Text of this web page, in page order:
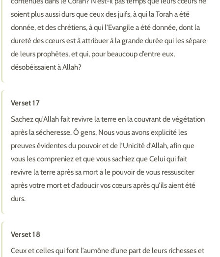
soient plus aussi durs que ceux des juifs, à qui la Torah a été
donnée, et des chrétiens, à qui l’Evangile a été donnée, dont la
dureté des cœurs est à attribuer à la grande durée qui les sépare
de leurs prophètes, et qui, pour beaucoup d’entre eux,
désobéissaient à Allah?
Verset 17
Sachez qu’Allah fait revivre la terre en la couvrant de végétation
après la sécheresse. Ô gens, Nous vous avons explicité les
preuves évidentes du pouvoir et de l’Unicité d'Allah, afin que
vous les compreniez et que vous sachiez que Celui qui fait
revivre la terre après sa mort a le pouvoir de vous ressusciter
après votre mort et d’adoucir vos cœurs après qu’ils aient été
durs.
Verset 18
Ceux et celles qui font l’aumône d’une part de leurs richesses et